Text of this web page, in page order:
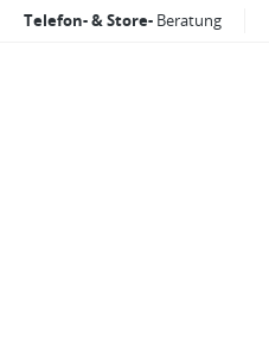
Telefon- & Store- Beratung